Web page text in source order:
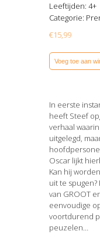
Leeftijden: 4+
Categorie:
€15,99
Voeg toe aan
In eerste
heeft Steef
verhaal
uitgelegd,
Oscar lijkt
Kan hij
uit te
van GROOT
eenvoudige
voortdurend
peuzelen…